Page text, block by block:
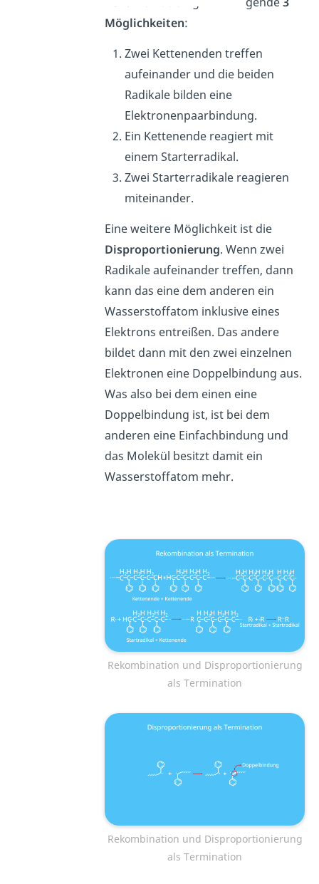
Möglichkeiten:
Zwei Kettenenden treffen
aufeinander und die beiden
Radikale bilden eine
Elektronenpaarbindung.
Ein Kettenende reagiert mit
einem Starterradikal.
Zwei Starterradikale reagieren
miteinander.
Eine weitere Möglichkeit ist die
Disproportionierung. Wenn zwei
Radikale aufeinander treffen, dann
kann das eine dem anderen ein
Wasserstoffatom inklusive eines
Elektrons entreißen. Das andere
bildet dann mit den zwei einzelnen
Elektronen eine Doppelbindung aus.
Was also bei dem einen eine
Doppelbindung ist, ist bei dem
anderen eine Einfachbindung und
das Molekül besitzt damit ein
Wasserstoffatom mehr.
Rekombination und Disproportionierung
als Termination
Rekombination und Disproportionierung
als Termination